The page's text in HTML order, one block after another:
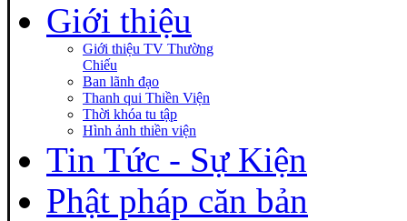
Giới thiệu
Giới thiệu TV Thường
Chiếu
Ban lãnh đạo
Thanh qui Thiền Viện
Thời khóa tu tập
Hình ảnh thiền viện
Tin Tức - Sự Kiện
Phật pháp căn bản